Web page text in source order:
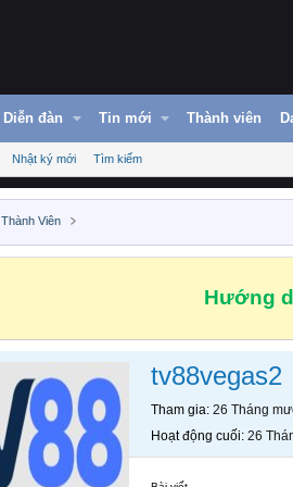
Diễn đàn Tin mới Thành viên
Nhật ký mới Tìm kiếm
Thành Viên
Hướng
tv88vegas2
Tham gia 26 Tháng
Hoạt động cuối 26